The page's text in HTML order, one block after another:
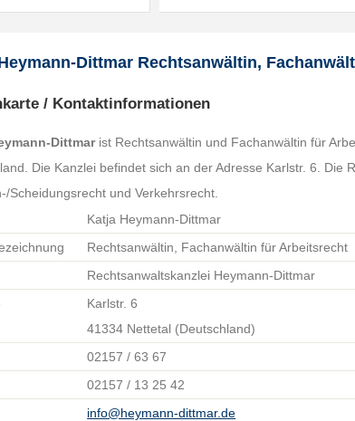
Dittmar Rechtsanwältin,
/ Kontaktinformationen
Dittmarist Rechtsanwältin und Fachanwältin für
Die Kanzlei befindet sich an der Adresse Karlstr. 6. Die
Scheidungsrecht und Verkehrsrecht.
Katja Heymann-Dittmar
Rechtsanwältin, Fachanwältin für Arbeitsrecht
Rechtsanwaltskanzlei Heymann-Dittmar
Karlstr. 6
41334 Nettetal (Deutschland)
02157 / 63 67
02157 / 13 25 42
info@heymann-dittmar.de